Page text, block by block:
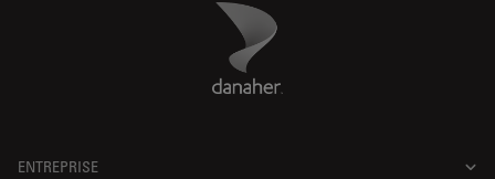
Danaher Logo
ENTREPRISE